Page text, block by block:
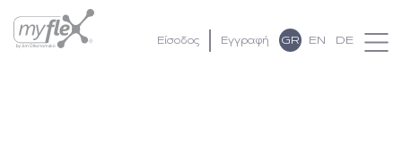
Είσοδος Εγγραφή GR EN DE